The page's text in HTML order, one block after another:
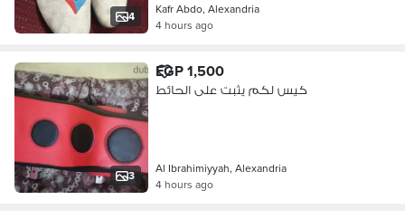
4
Kafr Abdo, Alexandria
4 hours ago
3
EGP 1,500
كيس لكم يثبت على الحائط
Al Ibrahimiyyah, Alexandria
4 hours ago